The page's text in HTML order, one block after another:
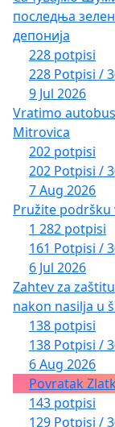
последња
депонија
228 potpisi
228 Potpisi /
9 Jul 2026
Vratimo
Mitrovica
202 potpisi
202 Potpisi /
7 Aug 2026
Pružite podršku
1 282 potpisi
161 Potpisi /
6 Jul 2026
Zahtev za
nakon nasilja u
138 potpisi
138 Potpisi /
6 Aug 2026
Povratak
143 potpisi
129 Potpisi /